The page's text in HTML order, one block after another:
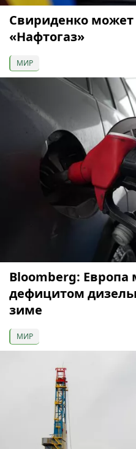
Свириденко может
«Нафтогаз»
МИР
Bloomberg: Европа
дефицитом
зиме
МИР